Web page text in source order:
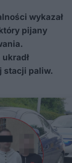
wykazał
pijany
stacji paliw.